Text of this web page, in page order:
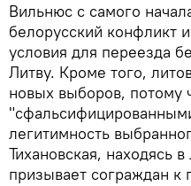
Вильнюс с самого
белорусский конфликт
условия для переезда
Литву. Кроме того,
новых выборов, потому
легитимность
Тихановская, находясь
призывает сограждан к